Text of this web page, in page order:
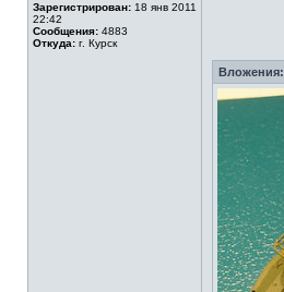
Зарегистрирован: 18 янв 2011
22:42
Сообщения: 4883
Откуда: г. Курск
Вложения: